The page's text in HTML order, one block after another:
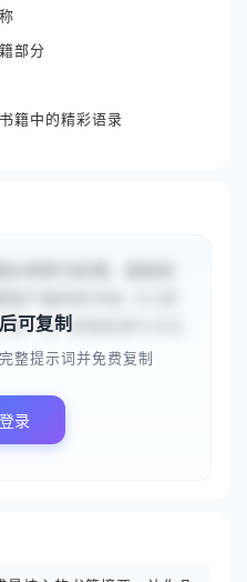
部分
籍中的精彩语录
一章 家族起源与马孔
可复制
整提示词并免费复制
录